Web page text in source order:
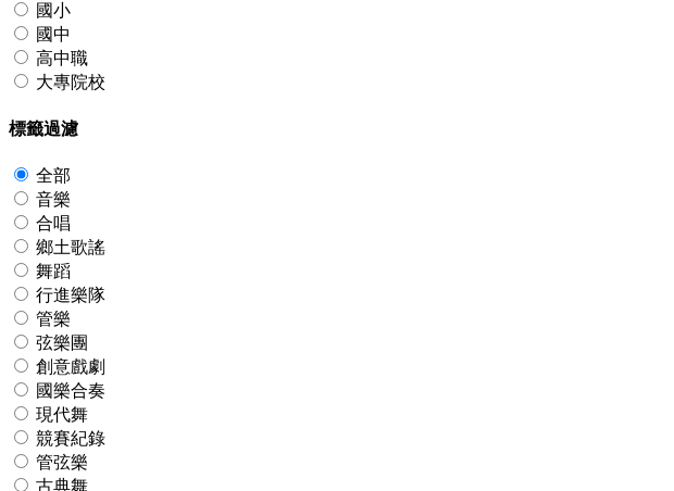
國小
國中
高中職
大專院校
標籤過濾
全部
音樂
合唱
鄉土歌謠
舞蹈
行進樂隊
管樂
弦樂團
創意戲劇
國樂合奏
現代舞
競賽紀錄
管弦樂
古典舞